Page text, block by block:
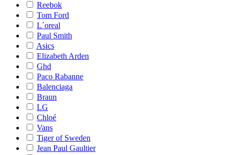
Reebok
Tom Ford
L´oreal
Paul Smith
Asics
Elizabeth Arden
Ghd
Paco Rabanne
Balenciaga
Braun
LG
Chloé
Vans
Tiger of Sweden
Jean Paul Gaultier